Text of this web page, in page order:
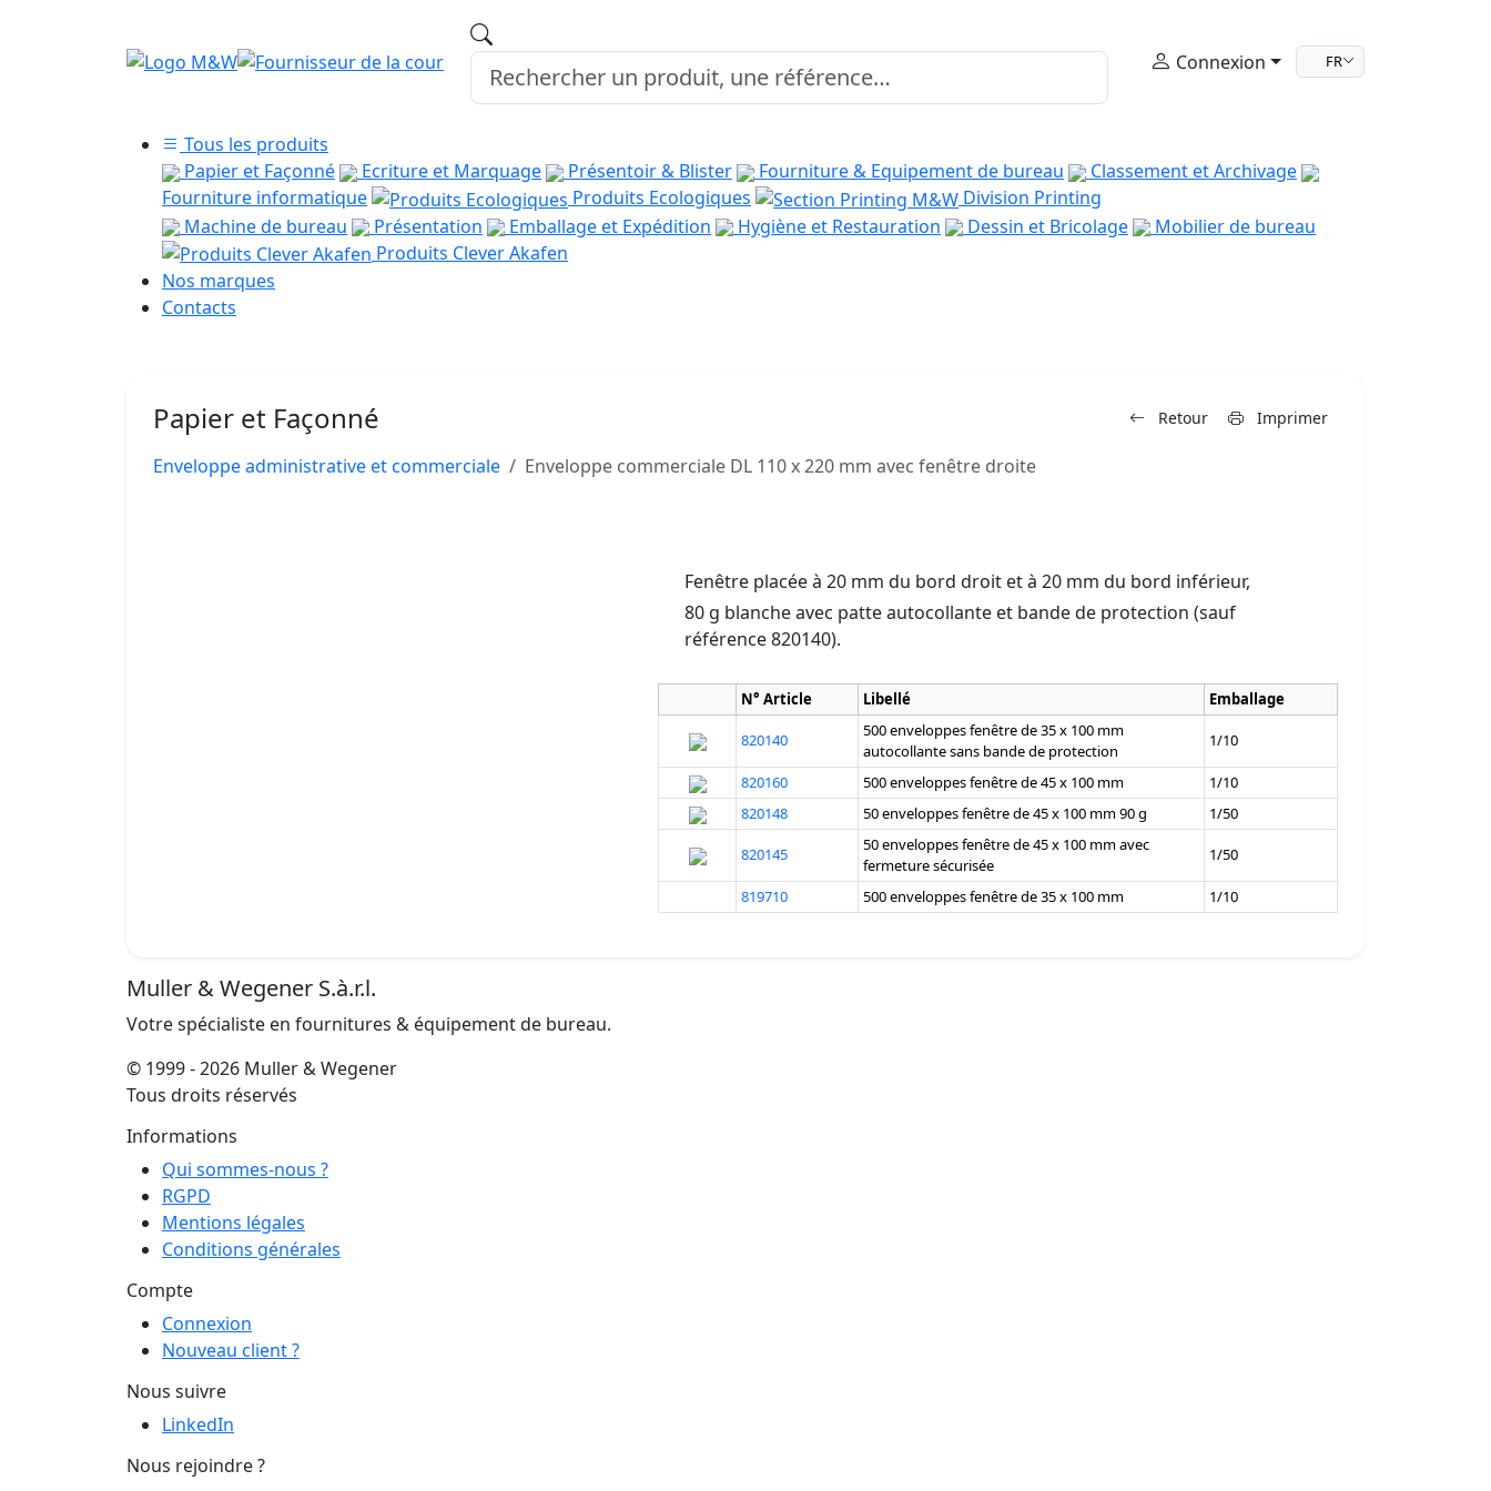
Connexion FR
Tous les produits
Papier et Façonné
Ecriture et Marquage Présentoir & Blister Fourniture & Equipement de bureau
Classement et Archivage
Fourniture informatique
Produits Ecologiques
Division Printing
Machine de bureau
Présentation Emballage et Expédition Hygiène et Restauration Dessin et Bricolage
Mobilier de bureau
Produits Clever Akafen
Nos marques
Contacts
Papier et Façonné Retour Imprimer
Enveloppe administrative et commerciale Enveloppe commerciale DL 110 x 220 mm avec fenêtre droite
Fenêtre placée à 20 mm du bord droit et à 20 mm du bord inférieur,
80 g blanche avec patte autocollante et bande de protection (sauf
référence 820140).
N° Article Libellé Emballage
820140
500 enveloppes fenêtre de 35 x 100 mm
autocollante sans bande de protection
1/10
820160 500 enveloppes fenêtre de 45 x 100 mm
1/10
820148
50 enveloppes fenêtre de 45 x 100 mm 90 g 1/50
820145
50 enveloppes fenêtre de 45 x 100 mm avec
fermeture sécurisée
1/50
819710 500 enveloppes fenêtre de 35 x 100 mm 1/10
Muller & Wegener S.à.r.l.
Votre spécialiste en fournitures & équipement de bureau.
© 1999 - 2026 Muller & Wegener
Tous droits réservés
Informations
Qui sommes-nous ?
RGPD
Mentions légales
Conditions générales
Compte
Connexion
Nouveau client ?
Nous suivre
LinkedIn
Nous rejoindre ?